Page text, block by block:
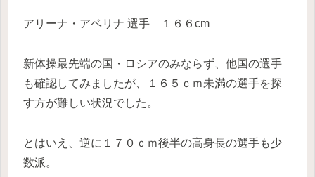
アリーナ・アベリナ 選手 １６６cm
新体操最先端の国・ロシアのみならず、他国の選手
も確認してみましたが、１６５ｃｍ未満の選手を探
す方が難しい状況でした。
とはいえ、逆に１７０ｃｍ後半の高身長の選手も少
数派。